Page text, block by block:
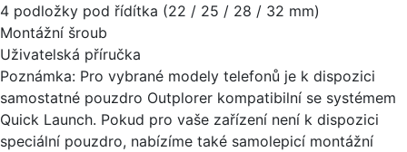
4 podložky pod řídítka (22 / 25 / 28 / 32 mm)
Montážní šroub
Uživatelská příručka
Poznámka: Pro vybrané modely telefonů je k dispozici
samostatné pouzdro Outplorer kompatibilní se systémem
Quick Launch. Pokud pro vaše zařízení není k dispozici
speciální pouzdro, nabízíme také samolepicí montážní